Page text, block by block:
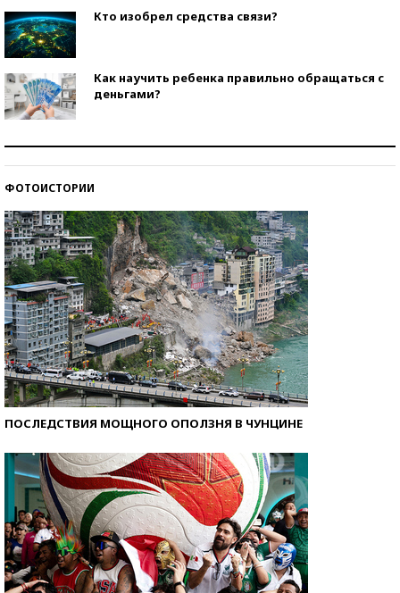
Кто изобрел средства связи?
Как научить ребенка правильно обращаться с
деньгами?
ФОТОИСТОРИИ
ПОСЛЕДСТВИЯ МОЩНОГО ОПОЛЗНЯ В ЧУНЦИНЕ